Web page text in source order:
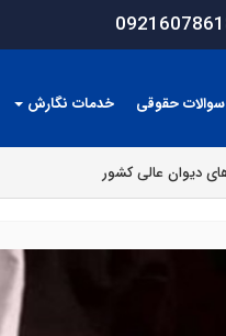
حقوقی خدمات نگارش
دیوان عالی کشور